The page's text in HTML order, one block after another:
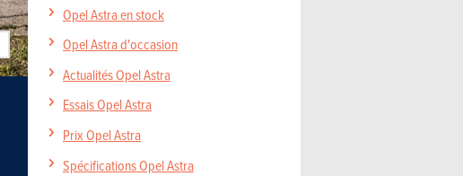
Opel Astra en stock
Opel Astra d'occasion
Actualités Opel Astra
Essais Opel Astra
Prix Opel Astra
Spécifications Opel Astra